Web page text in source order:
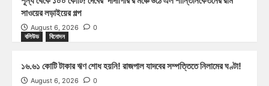
সাওয়ের লড়াইয়ের গল্প
August 6, 2026
0
বলিউড
বিনোদন
১৬.৬১ কোটি টাকার ঋণ শোধ হয়নি! রাজপাল যাদবের সম্পত্তিতে নিলামের ঘণ্টা!
August 6, 2026 0